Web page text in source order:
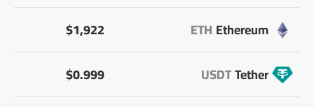
Ethereum
ETH
$1,922
Tether
USDT
$0.999